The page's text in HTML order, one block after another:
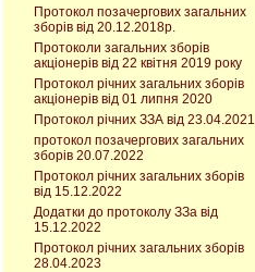
Протокол позачергових загальних
зборів від 20.12.2018р.
Протоколи загальних зборів
акціонерів від 22 квітня 2019 року
Протокол річних загальних зборів
акціонерів від 01 липня 2020
Протокол річних ЗЗА від 23.04.2021
протокол позачергових загальних
зборів 20.07.2022
Протокол річних загальних зборів
від 15.12.2022
Додатки до протоколу ЗЗа від
15.12.2022
Протокол річних загальних зборів
28.04.2023